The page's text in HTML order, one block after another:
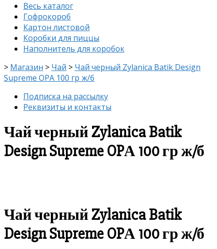
Весь каталог
Гофрокороб
Картон листовой
Коробки для пиццы
Наполнитель для коробок
> Магазин > Чай > Чай черный Zylanica Batik Design
Supreme OPА 100 гр ж/б
Подписка на рассылку
Реквизиты и контакты
Чай черный Zylanica Batik
Design Supreme OPА 100 гр ж/б
Чай черный Zylanica Batik
Design Supreme OPА 100 гр ж/б